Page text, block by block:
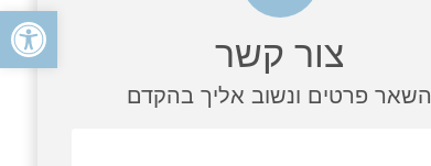
צור קשר
השאר פרטים ונשוב אליך בהקדם